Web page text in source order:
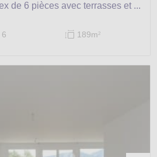
de 6 pièces avec terrasses et ...
6 189m2